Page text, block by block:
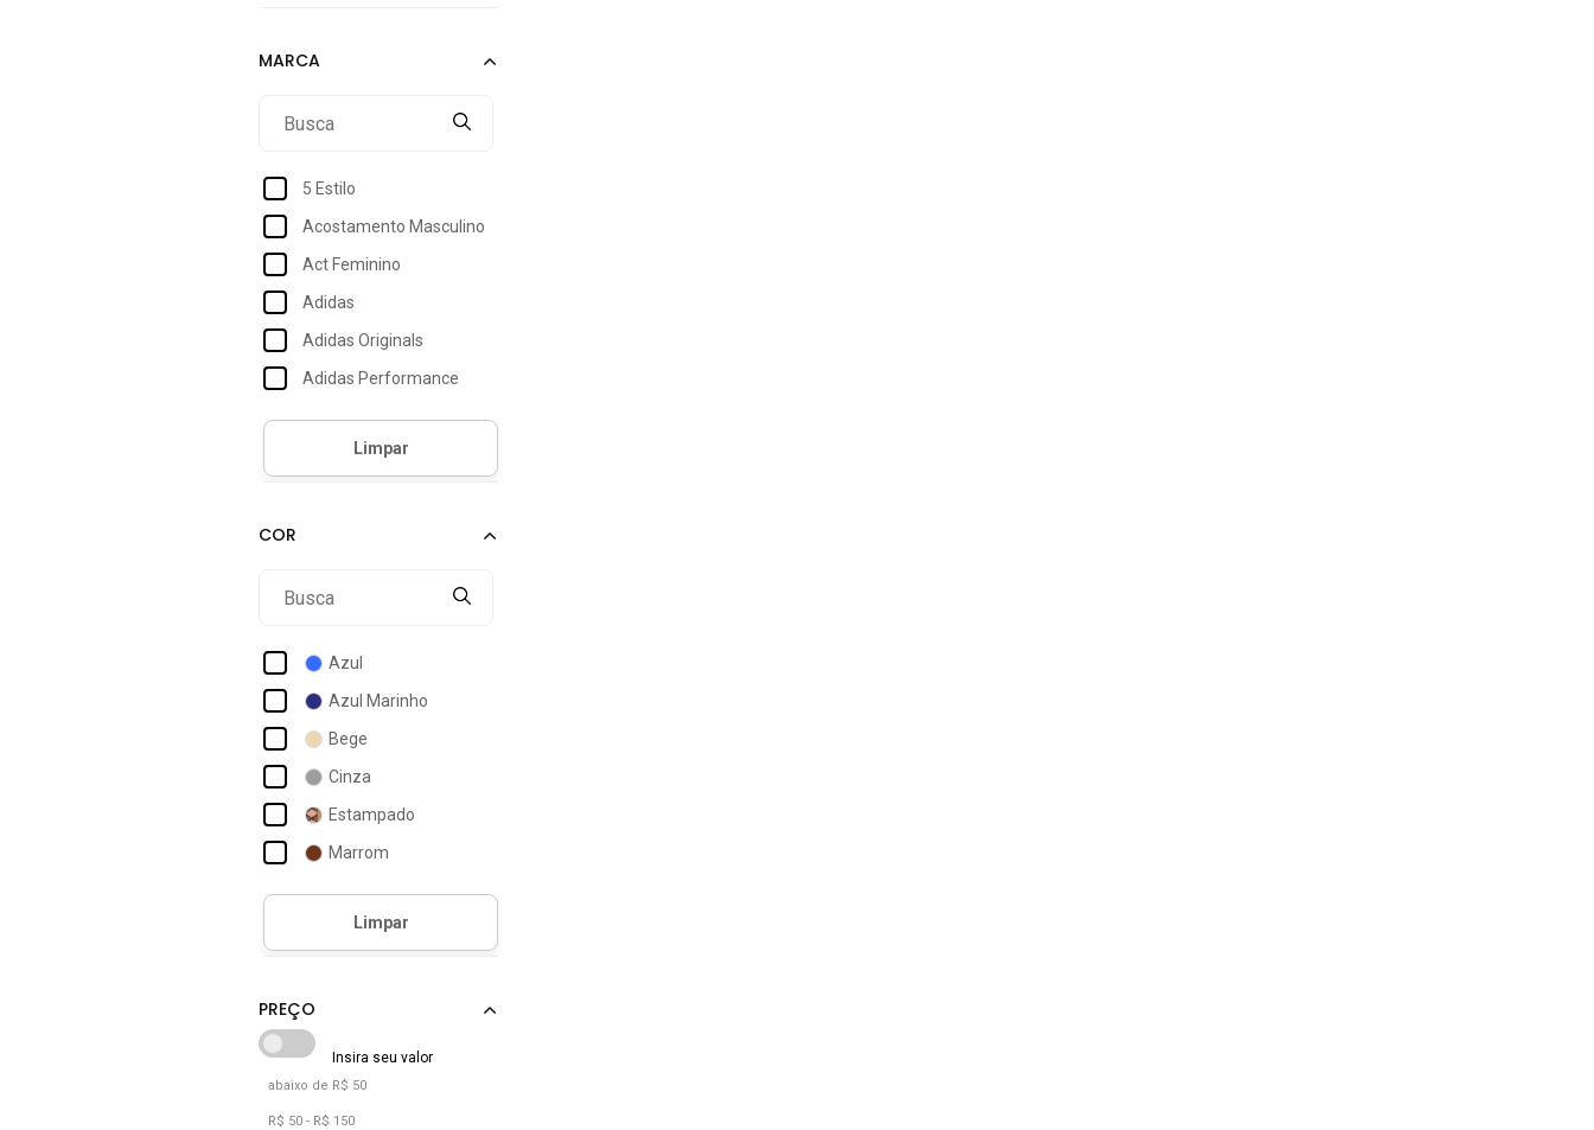
5 Estilo
Acostamento Masculino
Act Feminino
Adidas
Adidas Originals
Adidas Performance
Adidas Sportswear
Angipé
Azul
Azul Marinho
Bege
Cinza
Estampado
Marrom
Prata
Preto
abaixo de R$ 50
R$ 50 - R$ 150